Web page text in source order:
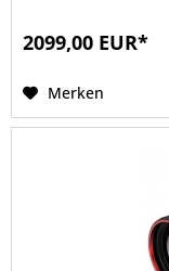
2099,00 EUR*
Merken